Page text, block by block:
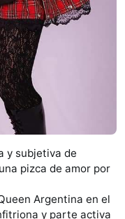
y subjetiva de
pizca de amor por
Argentina en el
y parte activa